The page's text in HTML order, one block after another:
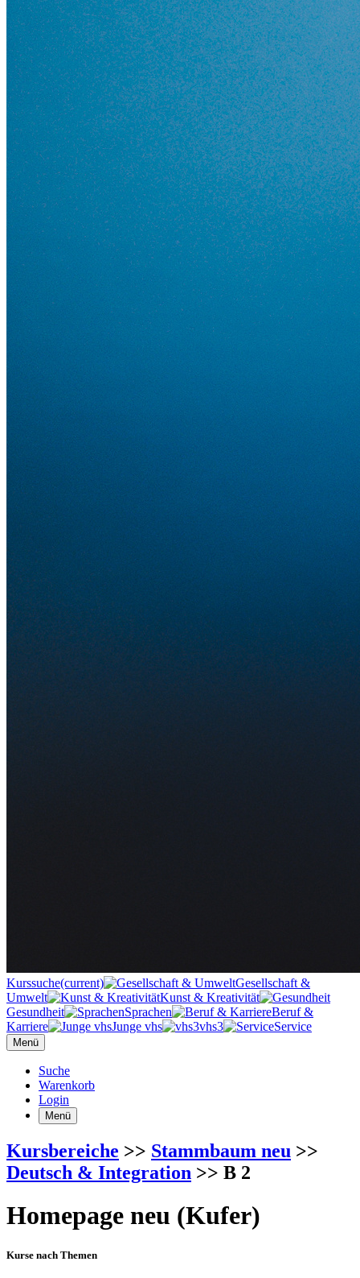
Kurssuche(current)
Gesellschaft &
Umwelt
Kunst & Kreativität
Gesundheit
Sprachen
Beruf &
Karriere
Junge vhs vhs3 Service
Menü
Suche
Warenkorb
Login
Menü
Kursbereiche >> Stammbaum neu >>
Deutsch & Integration >> B 2
Homepage neu (Kufer)
Kurse nach Themen